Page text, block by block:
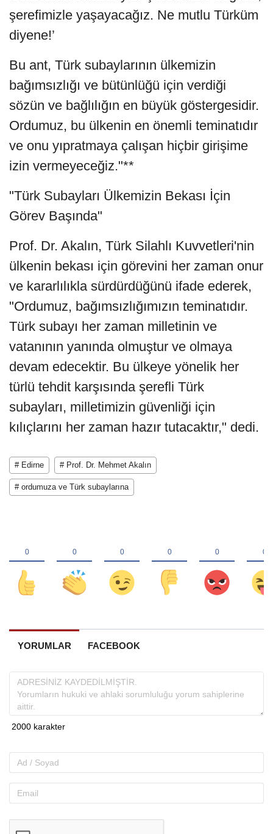
şerefimizle yaşayacağız. Ne mutlu Türküm
diyene!’
Bu ant, Türk subaylarının ülkemizin
bağımsızlığı ve bütünlüğü için verdiği
sözün ve bağlılığın en büyük göstergesidir.
Ordumuz, bu ülkenin en önemli teminatıdır
ve onu yıpratmaya çalışan hiçbir girişime
izin vermeyeceğiz."**
"Türk Subayları Ülkemizin Bekası İçin
Görev Başında"
Prof. Dr. Akalın, Türk Silahlı Kuvvetleri'nin
ülkenin bekası için görevini her zaman onur
ve kararlılıkla sürdürdüğünü ifade ederek,
"Ordumuz, bağımsızlığımızın teminatıdır.
Türk subayı her zaman milletinin ve
vatanının yanında olmuştur ve olmaya
devam edecektir. Bu ülkeye yönelik her
türlü tehdit karşısında şerefli Türk
subayları, milletimizin güvenliği için
kılıçlarını her zaman hazır tutacaktır," dedi.
# Edirne # Prof. Dr. Mehmet Akalın
# ordumuza ve Türk subaylarına
YORUMLAR FACEBOOK